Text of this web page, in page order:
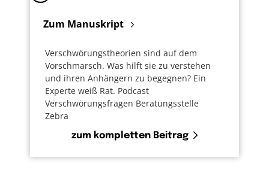
Zum Manuskript
Verschwörungstheorien sind auf dem
Vorschmarsch. Was hilft sie zu verstehen
und ihren Anhängern zu begegnen? Ein
Experte weiß Rat. Podcast
Verschwörungsfragen Beratungsstelle
Zebra
zum kompletten Beitrag